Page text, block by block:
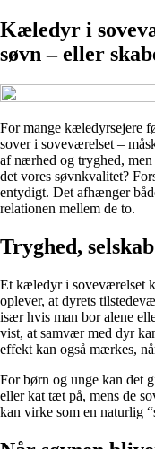
Kæledyr i
søvn – eller
For mange kæledyrsejere
sover i soveværelset –
af nærhed og tryghed,
det vores søvnkvalitet?
entydigt. Det afhænger
relationen mellem de to.
Tryghed,
Et kæledyr i soveværelset
oplever, at dyrets
især hvis man bor alene
vist, at samvær med dyr
effekt kan også mærkes,
For børn og unge kan det
eller kat tæt på, mens de
kan virke som en naturlig